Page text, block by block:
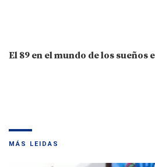
El 89 en el mundo de los sueños
MÁS LEIDAS